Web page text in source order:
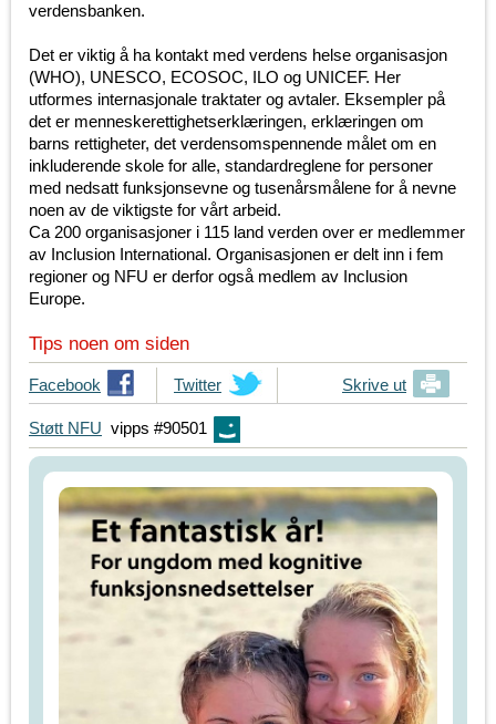
verdensbanken.
Det er viktig å ha kontakt med verdens helse organisasjon
(WHO), UNESCO, ECOSOC, ILO og UNICEF. Her
utformes internasjonale traktater og avtaler. Eksempler på
det er menneskerettighetserklæringen, erklæringen om
barns rettigheter, det verdensomspennende målet om en
inkluderende skole for alle, standardreglene for personer
med nedsatt funksjonsevne og tusenårsmålene for å nevne
noen av de viktigste for vårt arbeid.
Ca 200 organisasjoner i 115 land verden over er medlemmer
av Inclusion International. Organisasjonen er delt inn i fem
regioner og NFU er derfor også medlem av Inclusion
Europe.
Tips noen om siden
T
i
p
s
Facebook
T
i
p
s
i
n
e
e
Twitter Skrive ut
Støtt NFU vipps #90501